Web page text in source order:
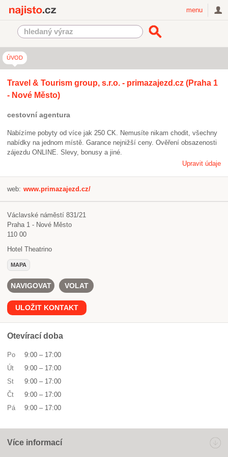
menu
ÚVOD
Travel & Tourism group, s.r.o. - primazajezd.cz (Praha 1
- Nové Město)
cestovní agentura
Nabízíme pobyty od více jak 250 CK. Nemusíte nikam chodit, všechny
nabídky na jednom místě. Garance nejnižší ceny. Ověření obsazenosti
zájezdu ONLINE. Slevy, bonusy a jiné.
Upravit údaje
web: www.primazajezd.cz/
Václavské náměstí 831/21
Praha 1 - Nové Město
110 00
Hotel Theatrino
MAPA
NAVIGOVAT VOLAT
ULOŽIT KONTAKT
Otevírací doba
Po 9:00 – 17:00
Út
9:00 – 17:00
St
9:00 – 17:00
Čt
9:00 – 17:00
Pá
9:00 – 17:00
Více informací